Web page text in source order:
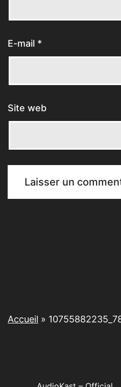
E-mail *
Site web
Accueil »